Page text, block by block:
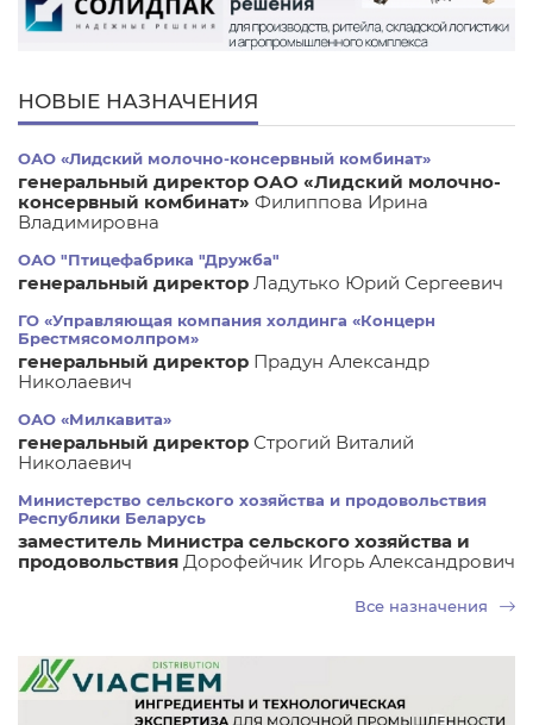
НОВЫЕ НАЗНАЧЕНИЯ
ОАО «Лидский молочно-консервный комбинат»
генеральный директор ОАО «Лидский молочно-
консервный комбинат» Филиппова Ирина
Владимировна
ОАО "Птицефабрика "Дружба"
генеральный директор Ладутько Юрий Сергеевич
ГО «Управляющая компания холдинга «Концерн
Брестмясомолпром»
генеральный директор Прадун Александр
Николаевич
ОАО «Милкавита»
генеральный директор Строгий Виталий
Николаевич
Министерство сельского хозяйства и продовольствия
Республики Беларусь
заместитель Министра сельского хозяйства и
продовольствия Дорофейчик Игорь Александрович
Все назначения